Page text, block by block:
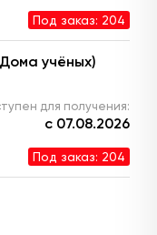
Под заказ: 204
учёных)
для получения:
с 07.08.2026
Под заказ: 204